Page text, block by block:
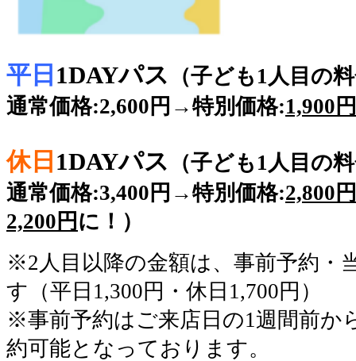
平日 1DAYパス （子ども1人目の
通常価格:2,600円→特別価格:1,900円
休日 1DAYパス （子ども1人目の
通常価格:3,400円→特別価格:2,800円
2,200円 に！）
※2人目以降の金額は、事前予約・
す（平日1,300円・休日1,700円）
※事前予約はご来店日の1週間前か
約可能となっております。